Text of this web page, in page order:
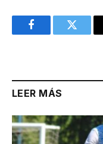
FacebookTwitter
LEER MÁS